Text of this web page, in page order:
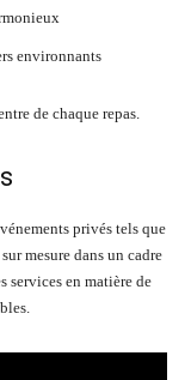
environnants
de chaque repas.
privés tels que
mesure dans un cadre
services en matière de